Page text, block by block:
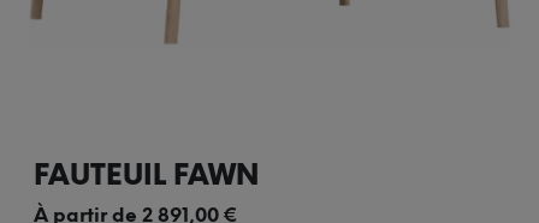
FAUTEUIL FAWN
À partir de 2 891,00€